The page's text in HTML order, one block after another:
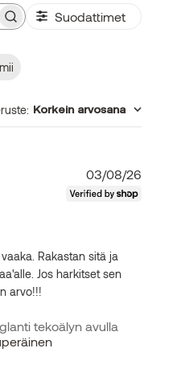
Suodattimet
: Korkein arvosana
Rakastan sitä ja
Jos harkitset sen
arvo!!!
tekoälyn avulla
03/08/26